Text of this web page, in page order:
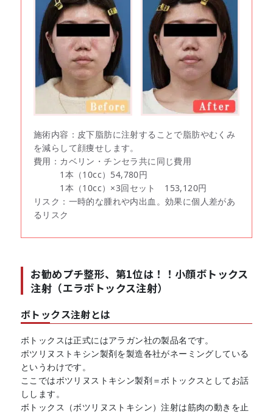
施術内容：皮下脂肪に注射することで脂肪やむくみ
を減らして顔痩せします。
費用：カベリン・チンセラ共に同じ費用
1本（10cc）54,780円
1本（10cc）×3回セット 153,120円
リスク：一時的な腫れや内出血。効果に個人差があ
るリスク
お勧めプチ整形、第1位は！！小顔ボトックス
注射（エラボトックス注射）
ボトックス注射とは
ボトックスは正式にはアラガン社の製品名です。
ボツリヌストキシン製剤を製造各社がネーミングしている
というわけです。
ここではボツリヌストキシン製剤＝ボトックスとしてお話
しします。
ボトックス（ボツリヌストキシン）注射は筋肉の動きを止